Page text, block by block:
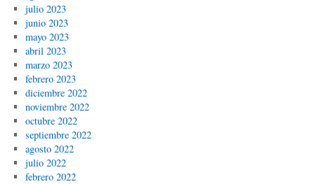
julio 2023
junio 2023
mayo 2023
abril 2023
marzo 2023
febrero 2023
diciembre 2022
noviembre 2022
octubre 2022
septiembre 2022
agosto 2022
julio 2022
febrero 2022